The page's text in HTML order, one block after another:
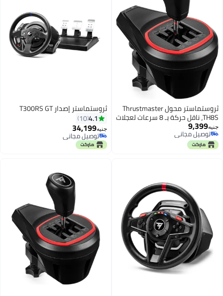
ثروستماستر محول Thrustmaster
TH8S، ناقل حركة بـ 8 سرعات لعجلات
السباق، متوافق مع بلاي ستيشن،
إكس بوكس وPC
جنيه9,399
توصيل مجاني
توصيل مجاني
ثروستماستر إصدار T300RS GT
4.1
10
جنيه34,199
توصيل مجاني
توصيل مجاني